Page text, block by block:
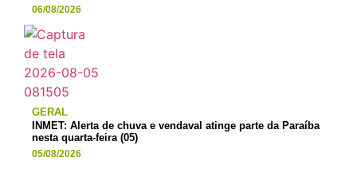
06/08/2026
GERAL
INMET: Alerta de chuva e vendaval atinge parte da Paraíba
nesta quarta-feira (05)
05/08/2026